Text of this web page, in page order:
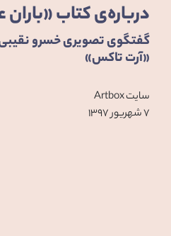
درباره‌ی کتاب
گفتگوی تصویری خسرو
«آرت تاکس»
سایت Artbox
۷ شهریور ۱۳۹۷